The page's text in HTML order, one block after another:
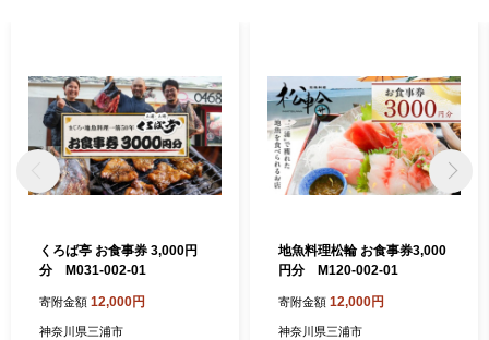
くろば亭 お食事券 3,000円
分 M031-002-01
寄附金額 12,000円
神奈川県三浦市
地魚料理松輪 お食事券3,000
円分 M120-002-01
寄附金額 12,000円
神奈川県三浦市